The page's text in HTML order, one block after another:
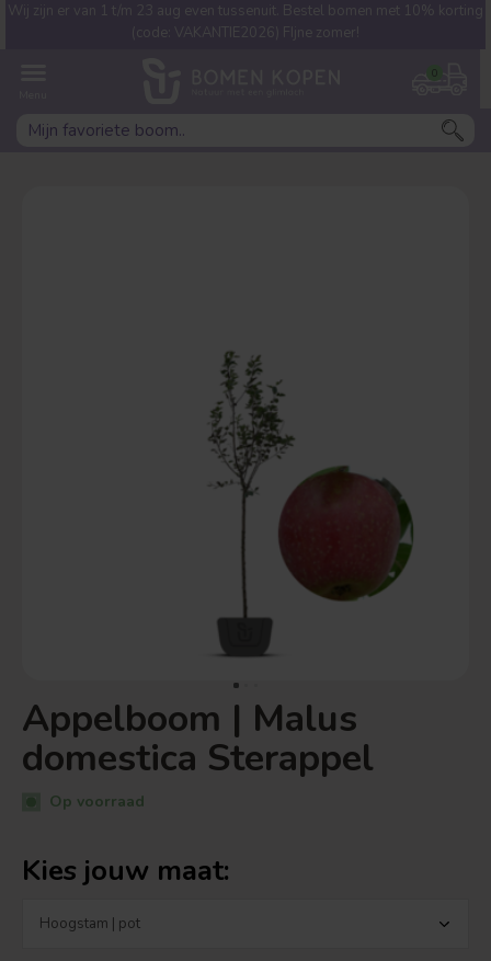
0
Wij zijn er van 1 t/m 23 aug even tussenuit. Bestel bomen met 10% korting
(code: VAKANTIE2026) FIjne zomer!
Appelboom | Malus
domestica Sterappel
Op voorraad
Kies jouw maat:
Welke boom ben jij naar op